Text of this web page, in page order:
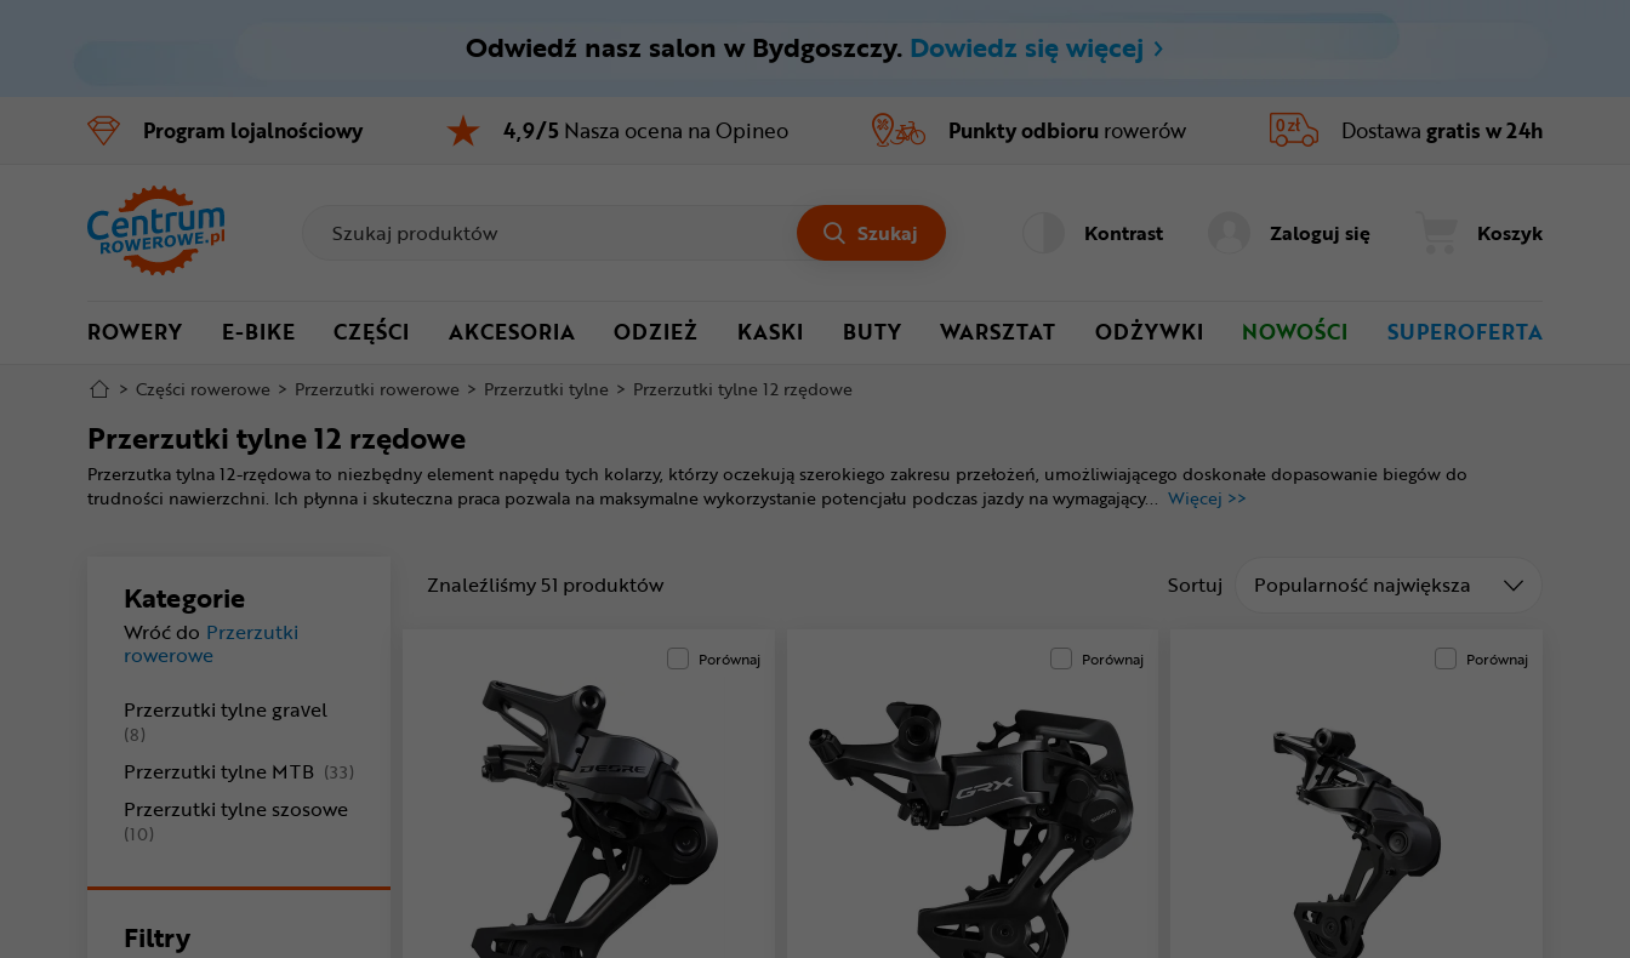
Menu główne
Filtry
Stopka
Odwiedź nasz salon w Bydgoszczy. Dowiedz się więcej
Program lojalnościowy 4,9/5 Nasza ocena na Opineo Punkty odbioru rowerów Dostawa gratis w 24h
Szukaj Kontrast Zaloguj się Koszyk
ROWERY E-BIKE CZĘŚCI AKCESORIA ODZIEŻ KASKI BUTY WARSZTAT ODŻYWKI NOWOŚCI SUPEROFERTA
> Części rowerowe > Przerzutki rowerowe > Przerzutki tylne > Przerzutki tylne 12 rzędowe
Przerzutki tylne 12 rzędowe
Przerzutka tylna 12-rzędowa to niezbędny element napędu tych kolarzy, którzy oczekują szerokiego zakresu przełożeń, umożliwiającego doskonałe dopasowanie biegów do
trudności nawierzchni. Ich płynna i skuteczna praca pozwala na maksymalne wykorzystanie potencjału podczas jazdy na wymagający... Więcej >>
Kategorie
Wróć do Przerzutki
rowerowe
Przerzutki tylne gravel
(8)
Przerzutki tylne MTB (33)
Przerzutki tylne szosowe
(10)
Filtry
Znaleźliśmy 51 produktów Sortuj Sortuj od
Popularność największa
Porównaj Porównaj Porównaj